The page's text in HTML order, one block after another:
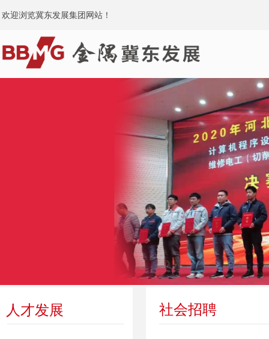
欢迎浏览冀东发展集团网站！
人才发展 社会招聘